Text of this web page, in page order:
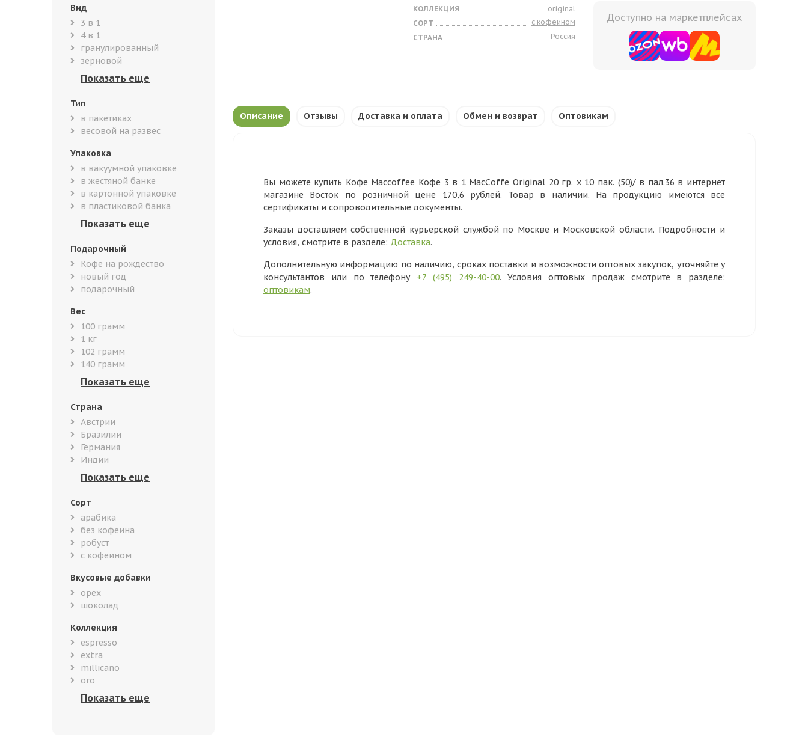
Вид
3 в 1
4 в 1
гранулированный
зерновой
Тип
в пакетиках
весовой на развес
Упаковка
в вакуумной упаковке
в жестяной банке
в картонной упаковке
в пластиковой банка
Подарочный
Кофе на рождество
новый год
подарочный
Вес
100 грамм
1 кг
102 грамм
140 грамм
Страна
Австрии
Бразилии
Германия
Индии
Сорт
арабика
без кофеина
робуст
с кофеином
Вкусовые добавки
орех
шоколад
Коллекция
espresso
extra
millicano
oro
КОЛЛЕКЦИЯ
original
СОРТ
с кофеином
СТРАНА
Россия
Доступно на маркетплейсах
Описание Отзывы Доставка и оплата Обмен и возврат Оптовикам
Вы можете купить Кофе Maccoffee Кофе 3 в 1 MacCoffe Original 20 гр. х 10 пак. (50)/ в пал.36 в интернет
магазине Восток по розничной цене 170,6 рублей. Товар в наличии. На продукцию имеются все
сертификаты и сопроводительные документы.
Заказы доставляем собственной курьерской службой по Москве и Московской области. Подробности и
условия, смотрите в разделе: Доставка.
Дополнительную информацию по наличию, сроках поставки и возможности оптовых закупок, уточняйте у
консультантов или по телефону +7 (495) 249-40-00. Условия оптовых продаж смотрите в разделе:
оптовикам.